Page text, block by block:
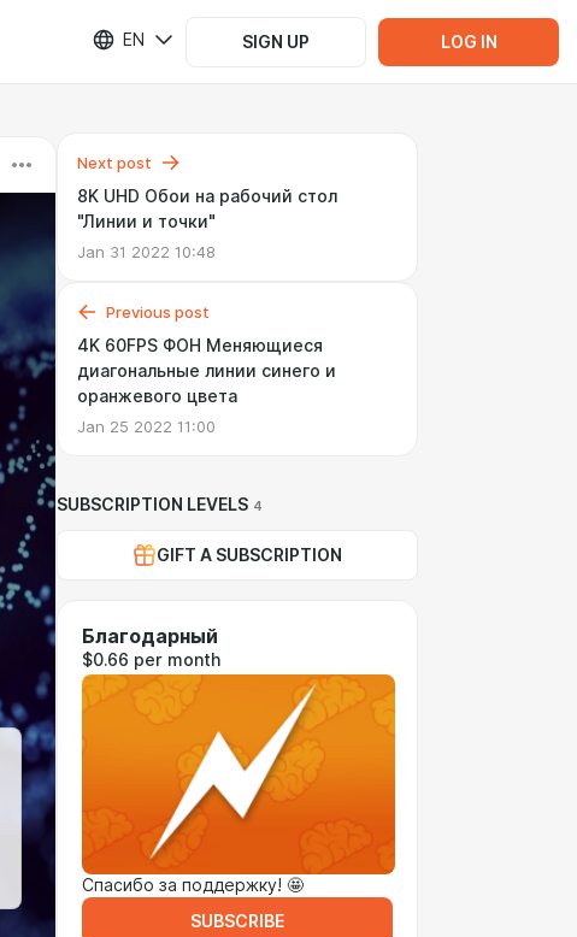
EN SIGN UP LOG IN
Next post
8K UHD Обои на рабочий стол
"Линии и точки"
Jan 31 2022 10:48
Previous post
4K 60FPS ФОН Меняющиеся
диагональные линии синего и
оранжевого цвета
Jan 25 2022 11:00
SUBSCRIPTION LEVELS 4
GIFT A SUBSCRIPTION
Благодарный
$0.66 per month
Спасибо за поддержку! 🤩
SUBSCRIBE